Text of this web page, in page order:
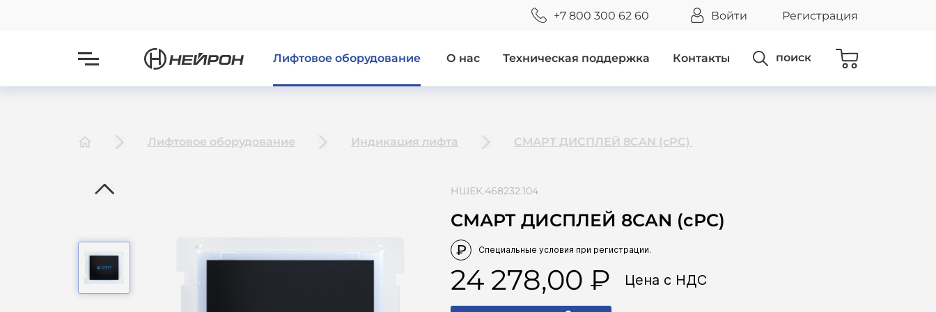
+7 800 300 62 60 Войти Регистрация
Лифтовое оборудование О нас Техническая поддержка Контакты поиск
Лифтовое оборудование Индикация лифта СМАРТ ДИСПЛЕЙ 8CAN (сРС)
НШЕК.468232.104
СМАРТ ДИСПЛЕЙ 8CAN (сРС)
24 278,00 Цена с НДС